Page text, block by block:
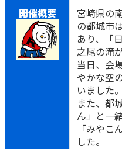
開催概要
宮崎県の
の都城市
あり、「
之尾の滝
当日、会
やかな空
いました。
また、都
ん」と一
「みやこ
した。